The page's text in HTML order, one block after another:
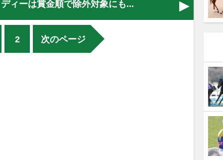
ィーは賞金順で除外対象にも...
2 次のページ